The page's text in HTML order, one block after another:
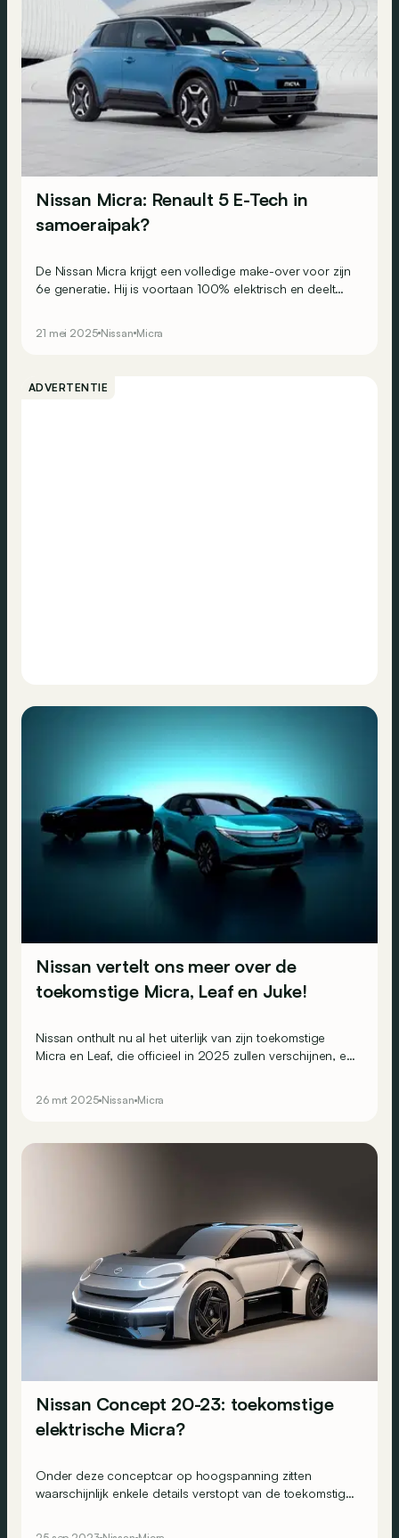
Nissan Micra: Renault 5 E-Tech in
samoeraipak?
De Nissan Micra krijgt een volledige make-over voor zijn
6e generatie. Hij is voortaan 100% elektrisch en deelt
21 mei 2025 Nissan Micra
ADVERTENTIE
Nissan vertelt ons meer over de
toekomstige Micra, Leaf en Juke!
Nissan onthult nu al het uiterlijk van zijn toekomstige
Micra en Leaf, die officieel in 2025 zullen verschijnen, en
26 mrt 2025 Nissan Micra
Nissan Concept 20-23: toekomstige
elektrische Micra?
Onder deze conceptcar op hoogspanning zitten
waarschijnlijk enkele details verstopt van de toekomstige